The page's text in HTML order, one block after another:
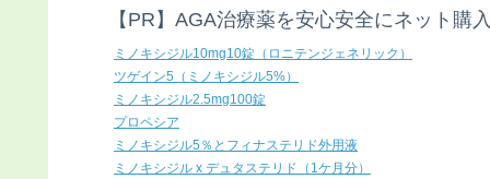
【PR】AGA治療薬を安心安全にネット購
ミノキシジル10mg10錠（ロニテンジェネリック）
ツゲイン5（ミノキシジル5%）
ミノキシジル2.5mg100錠
プロペシア
ミノキシジル5％とフィナステリド外用液
ミノキシジル x デュタステリド（1ケ月分）